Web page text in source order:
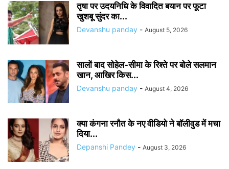
तृषा पर उदयनिधि के विवादित बयान पर फूटा
खुशबू सुंदर का...
Devanshu panday - August 5, 2026
सालों बाद सोहेल-सीमा के रिश्ते पर बोले सलमान
खान, आखिर किस...
Devanshu panday - August 4, 2026
क्या कंगना रनौत के नए वीडियो ने बॉलीवुड में मचा
दिया...
Depanshi Pandey - August 3, 2026